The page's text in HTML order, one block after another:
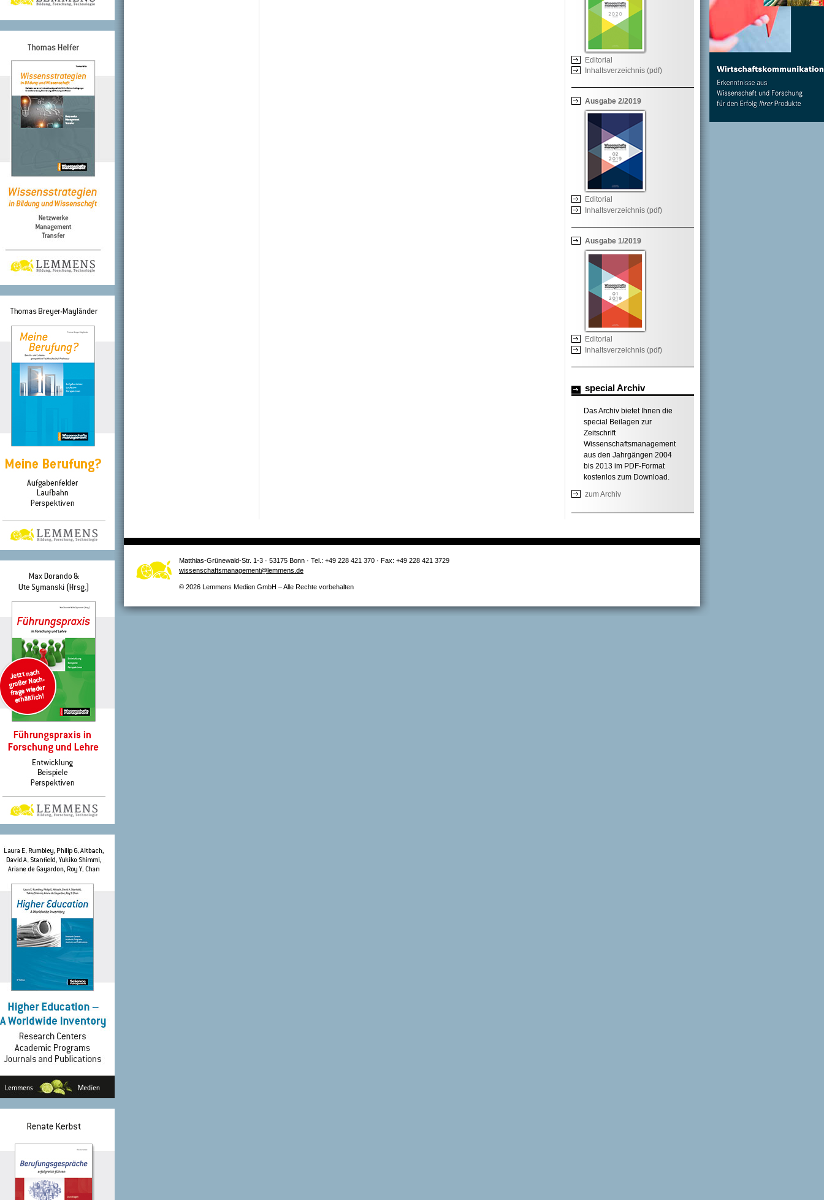
Editorial
Inhaltsverzeichnis (pdf)
Ausgabe 2/2019
Editorial
Inhaltsverzeichnis (pdf)
Ausgabe 1/2019
Editorial
Inhaltsverzeichnis (pdf)
special Archiv
Das Archiv bietet Ihnen die
special Beilagen zur
Zeitschrift
Wissenschaftsmanagement
aus den Jahrgängen 2004
bis 2013 im PDF-Format
kostenlos zum Download.
zum Archiv
Matthias-Grünewald-Str. 1-3 · 53175 Bonn · Tel.: +49 228 421 370 · Fax: +49 228 421 3729
wissenschaftsmanagement@lemmens.de
© 2026 Lemmens Medien GmbH – Alle Rechte vorbehalten